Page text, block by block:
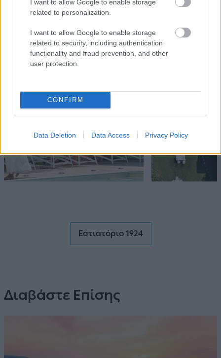
I want to allow Google to enable storage
related to personalization.
I want to allow Google to enable storage
related to security, including authentication
functionality and fraud prevention, and other
user protection.
CONFIRM
Data Deletion Data Access Privacy Policy
Πάρκινγκ
Εστιατόριο 1924
Διαβάστε Επίσης